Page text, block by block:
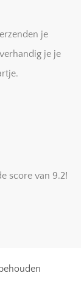
je
je je
score van 9.2!